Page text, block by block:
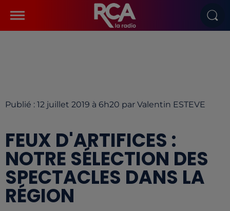
Publié : 12 juillet 2019 à 6h20 par Valentin ESTEVE
FEUX D'ARTIFICES :
NOTRE SÉLECTION DES
SPECTACLES DANS LA
RÉGION